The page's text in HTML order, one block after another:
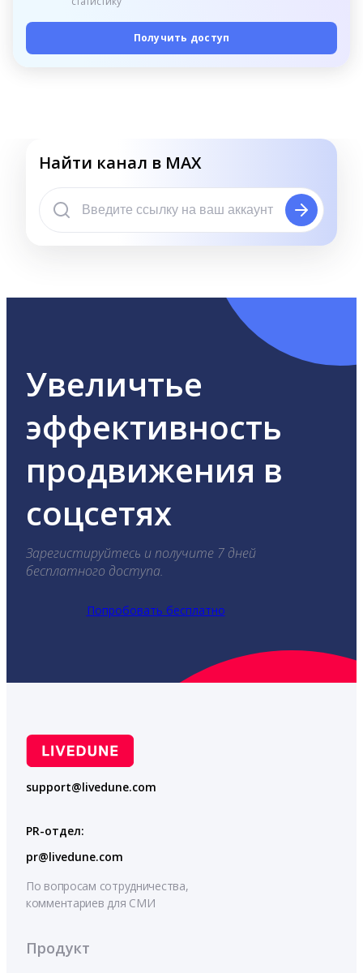
Получить доступ
Найти канал в MAX
Увеличтье
эффективность
продвижения в
соцсетях
Зарегистируйтесь и получите 7 дней
бесплатного доступа.
Попробовать бесплатно
support@livedune.com
PR-отдел:
pr@livedune.com
По вопросам сотрудничества,
комментариев для СМИ
Продукт